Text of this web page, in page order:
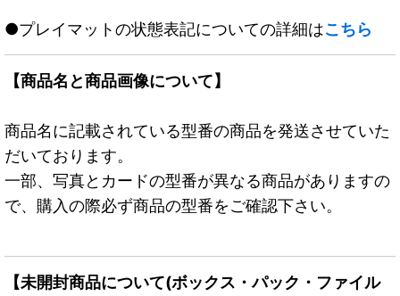
●プレイマットの状態表記についての詳細はこちら
【商品名と商品画像について】
商品名に記載されている型番の商品を発送させていた
だいております。
一部、写真とカードの型番が異なる商品がありますの
で、購入の際必ず商品の型番をご確認下さい。
【未開封商品について(ボックス・パック・ファイル